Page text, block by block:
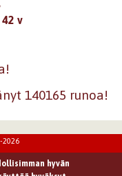
v
140165 runoa!
2026
hyvän